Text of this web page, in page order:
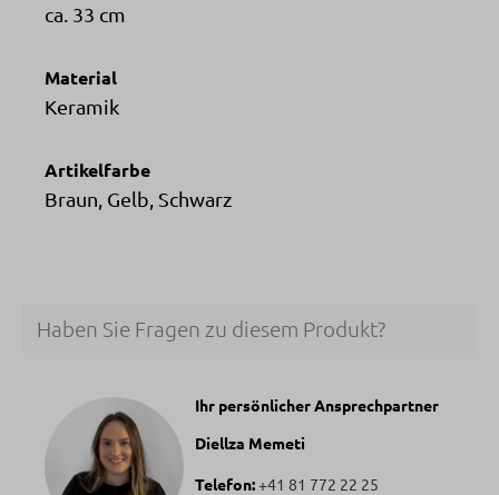
ca. 33 cm
Material
Keramik
Artikelfarbe
Braun, Gelb, Schwarz
Haben Sie Fragen zu diesem Produkt?
Ihr persönlicher Ansprechpartner
Diellza Memeti
Telefon:+41 81 772 22 25